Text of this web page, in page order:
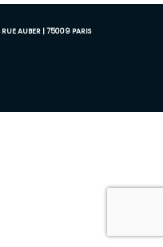
AUBER | 75009 PARIS